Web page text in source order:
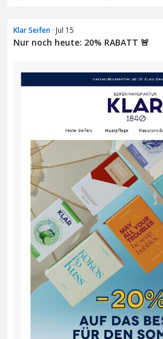
Klar Seifen · Jul 15
Nur noch heute: 20% RABATT 🚨